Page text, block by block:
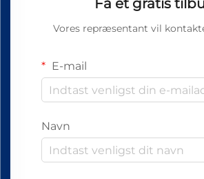
Få et gratis
Vores repræsentant vil
E-mail
Navn